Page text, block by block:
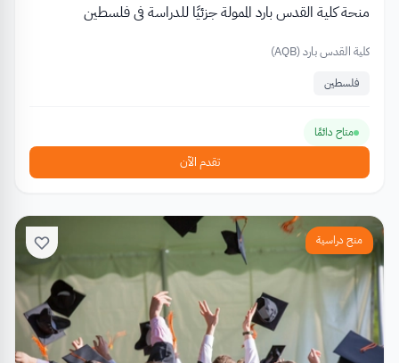
منحة كلية القدس بارد الممولة جزئيًا للدراسة في فلسطين
كلية القدس بارد (AQB)
فلسطين
متاح دائمًا
تقدم الآن
منح دراسية